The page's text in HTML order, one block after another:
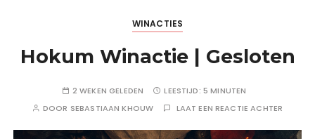
WINACTIES
Hokum Winactie | Gesloten
2 WEKEN GELEDEN LEESTIJD: 5 MINUTEN
DOOR SEBASTIAAN KHOUW LAAT EEN REACTIE ACHTER